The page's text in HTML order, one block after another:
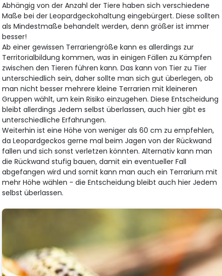
Abhängig von der Anzahl der Tiere haben sich verschiedene
Maße bei der Leopardgeckohaltung eingebürgert. Diese sollten
als Mindestmaße behandelt werden, denn größer ist immer
besser!
Ab einer gewissen Terrariengröße kann es allerdings zur
Territorialbildung kommen, was in einigen Fällen zu Kämpfen
zwischen den Tieren führen kann. Das kann von Tier zu Tier
unterschiedlich sein, daher sollte man sich gut überlegen, ob
man nicht besser mehrere kleine Terrarien mit kleineren
Gruppen wählt, um kein Risiko einzugehen. Diese Entscheidung
bleibt allerdings Jedem selbst überlassen, auch hier gibt es
unterschiedliche Erfahrungen.
Weiterhin ist eine Höhe von weniger als 60 cm zu empfehlen,
da Leopardgeckos gerne mal beim Jagen von der Rückwand
fallen und sich sonst verletzen könnten. Alternativ kann man
die Rückwand stufig bauen, damit ein eventueller Fall
abgefangen wird und somit kann man auch ein Terrarium mit
mehr Höhe wählen - die Entscheidung bleibt auch hier Jedem
selbst überlassen.